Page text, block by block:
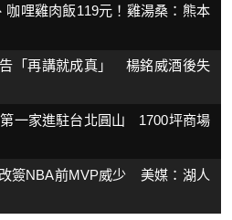
咖哩雞肉飯119元！雞湯桑：熊本
「再講就成真」 楊銘威酒後失
一家進駐台北圓山 1700坪商場
簽NBA前MVP威少 美媒：湖人